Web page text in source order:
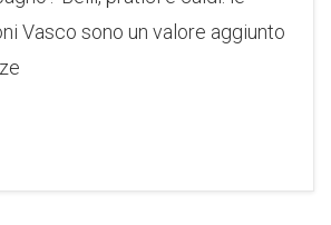
Vasco sono un valore aggiunto